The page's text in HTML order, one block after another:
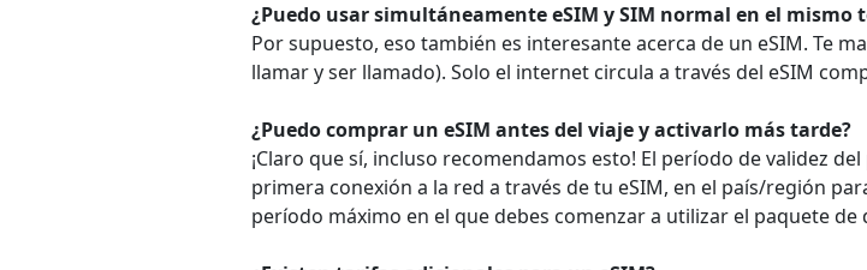
¿Puedo usar simultáneamente eSIM y SIM normal en el mismo
Por supuesto, eso también es interesante acerca de un eSIM. Te
llamar y ser llamado). Solo el internet circula a través del eSIM
¿Puedo comprar un eSIM antes del viaje y activarlo más tarde?
¡Claro que sí, incluso recomendamos esto! El período de validez
primera conexión a la red a través de tu eSIM, en el país/región
período máximo en el que debes comenzar a utilizar el paquete